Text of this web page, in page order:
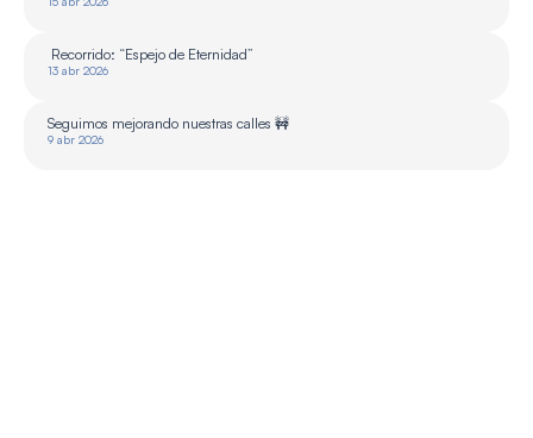
Recorrido: “Espejo de Eternidad”
13 abr 2026
Seguimos mejorando nuestras calles 🚧
9 abr 2026